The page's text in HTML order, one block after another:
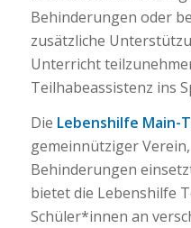
Behinderungen oder
zusätzliche
Unterricht
Teilhabeassistenz ins
Die Lebenshilfe Main-
gemeinnütziger
Behinderungen
bietet die Lebenshilfe
Schüler*innen an